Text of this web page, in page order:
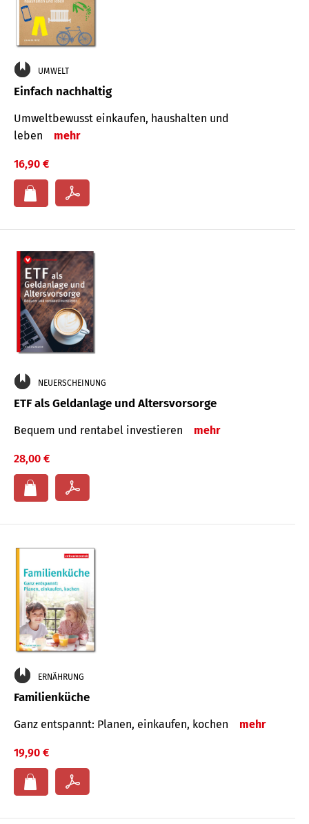
UMWELT
Einfach nachhaltig
Umweltbewusst einkaufen, haushalten und
leben
mehr
16,90 €
NEUERSCHEINUNG
ETF als Geldanlage und Altersvorsorge
Bequem und rentabel investieren mehr
28,00 €
ERNÄHRUNG
Familienküche
Ganz entspannt: Planen, einkaufen, kochen mehr
19,90 €